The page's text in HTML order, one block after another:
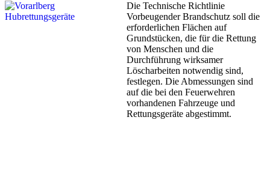
Die Technische Richtlinie
Vorbeugender Brandschutz soll die
erforderlichen Flächen auf
Grundstücken, die für die Rettung
von Menschen und die
Durchführung wirksamer
Löscharbeiten notwendig sind,
festlegen. Die Abmessungen sind
auf die bei den Feuerwehren
vorhandenen Fahrzeuge und
Rettungsgeräte abgestimmt.